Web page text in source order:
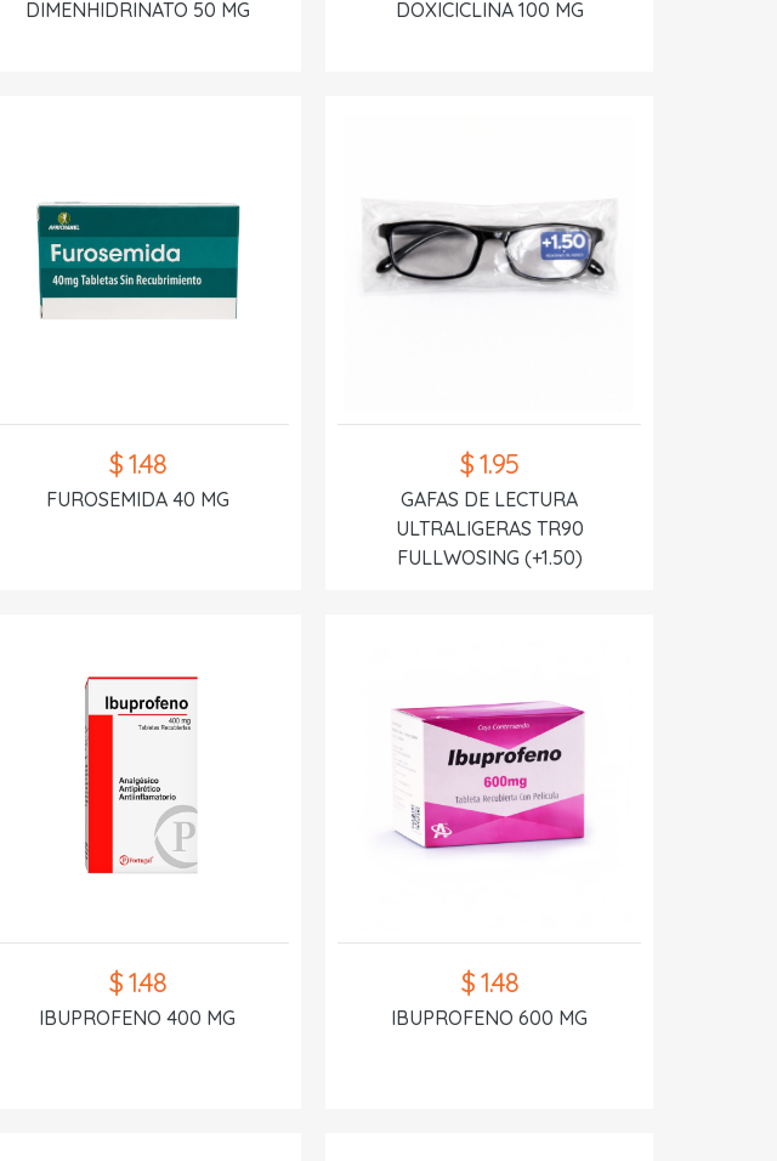
DIMENHIDRINATO 50 MG DOXICICLINA 100 MG
$ 1.48
FUROSEMIDA 40 MG
$ 1.95
GAFAS DE LECTURA
ULTRALIGERAS TR90
FULLWOSING (+1.50)
$ 1.48
IBUPROFENO 400 MG
$ 1.48
IBUPROFENO 600 MG